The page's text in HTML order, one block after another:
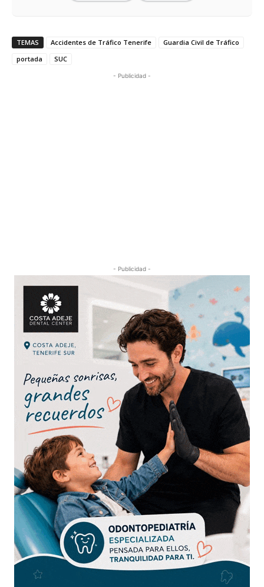
TEMAS Accidentes de Tráfico Tenerife
Guardia Civil de Tráfico
portada
SUC
- Publicidad -
- Publicidad -